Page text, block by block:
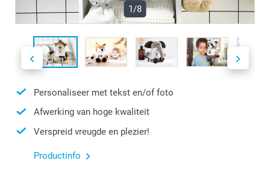
1/8
Personaliseer met tekst en/of foto
Afwerking van hoge kwaliteit
Verspreid vreugde en plezier!
Productinfo